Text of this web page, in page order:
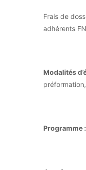
Frais de
adhérents
Modalités
Programme :